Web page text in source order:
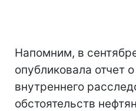
Напомним, в
опубликовала отчет
внутреннего
обстоятельств